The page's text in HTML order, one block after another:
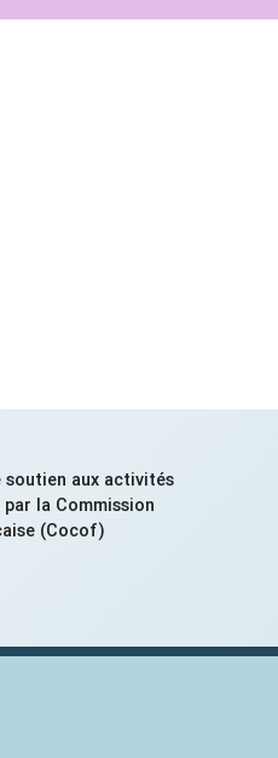
soutien aux activités
la Commission
(Cocof)